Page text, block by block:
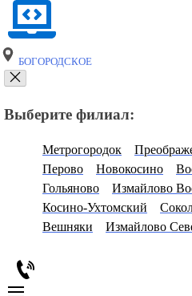
БОГОРОДСКОЕ
Выберите филиал:
Метрогородок
Перово
Новокосино
Гольяново
Измайлово
Косино-Ухтомский
Вешняки
Измайлово